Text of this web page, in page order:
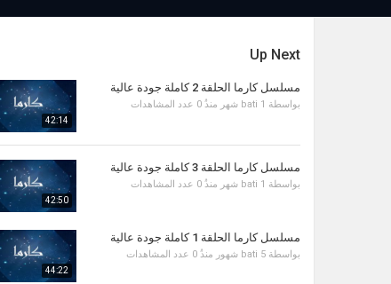
Up Next
42:14
مسلسل كارما الحلقة 2 كاملة جودة عالية
بواسطة bati 1 شهر منذُ 0 عدد المشاهدات
42:50
مسلسل كارما الحلقة 3 كاملة جودة عالية
بواسطة bati 1 شهر منذُ 0 عدد المشاهدات
44:22
مسلسل كارما الحلقة 1 كاملة جودة عالية
بواسطة bati 5 شهور منذُ 0 عدد المشاهدات